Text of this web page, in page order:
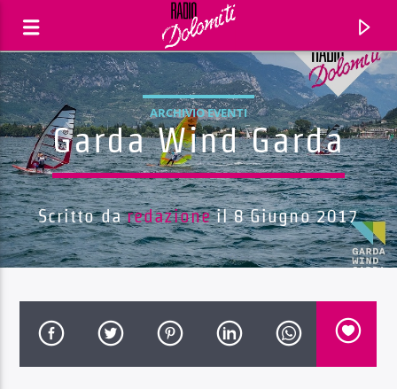
Traccia corrente
Titolo
ARCHIVIO EVENTI
Garda Wind Garda
Scritto daredazioneil 8 Giugno 2017